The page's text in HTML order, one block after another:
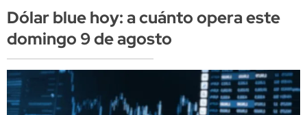
Dólar blue hoy: a cuánto opera este
domingo 9 de agosto